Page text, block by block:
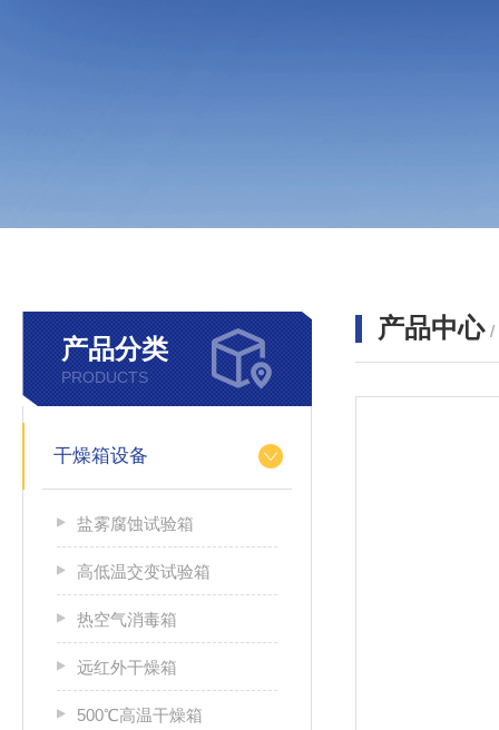
产品分类
PRODUCTS
干燥箱设备
盐雾腐蚀试验箱
高低温交变试验箱
热空气消毒箱
远红外干燥箱
500℃高温干燥箱
产品中心 /